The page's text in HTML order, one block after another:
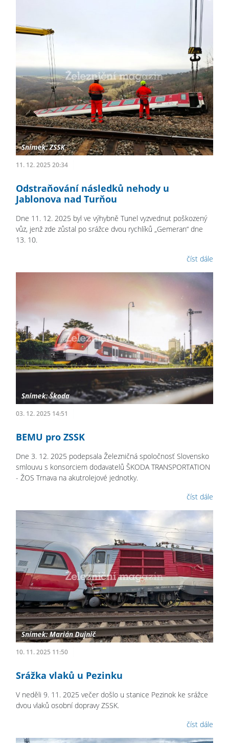
11. 12. 2025 20:34
Odstraňování následků nehody u
Jablonova nad Turňou
Dne 11. 12. 2025 byl ve výhybně Tunel vyzvednut poškozený
vůz, jenž zde zůstal po srážce dvou rychlíků „Gemeran“ dne
13. 10.
číst dále
03. 12. 2025 14:51
BEMU pro ZSSK
Dne 3. 12. 2025 podepsala Železničná spoločnosť Slovensko
smlouvu s konsorciem dodavatelů ŠKODA TRANSPORTATION
- ŽOS Trnava na akutrolejové jednotky.
číst dále
10. 11. 2025 11:50
Srážka vlaků u Pezinku
V neděli 9. 11. 2025 večer došlo u stanice Pezinok ke srážce
dvou vlaků osobní dopravy ZSSK.
číst dále